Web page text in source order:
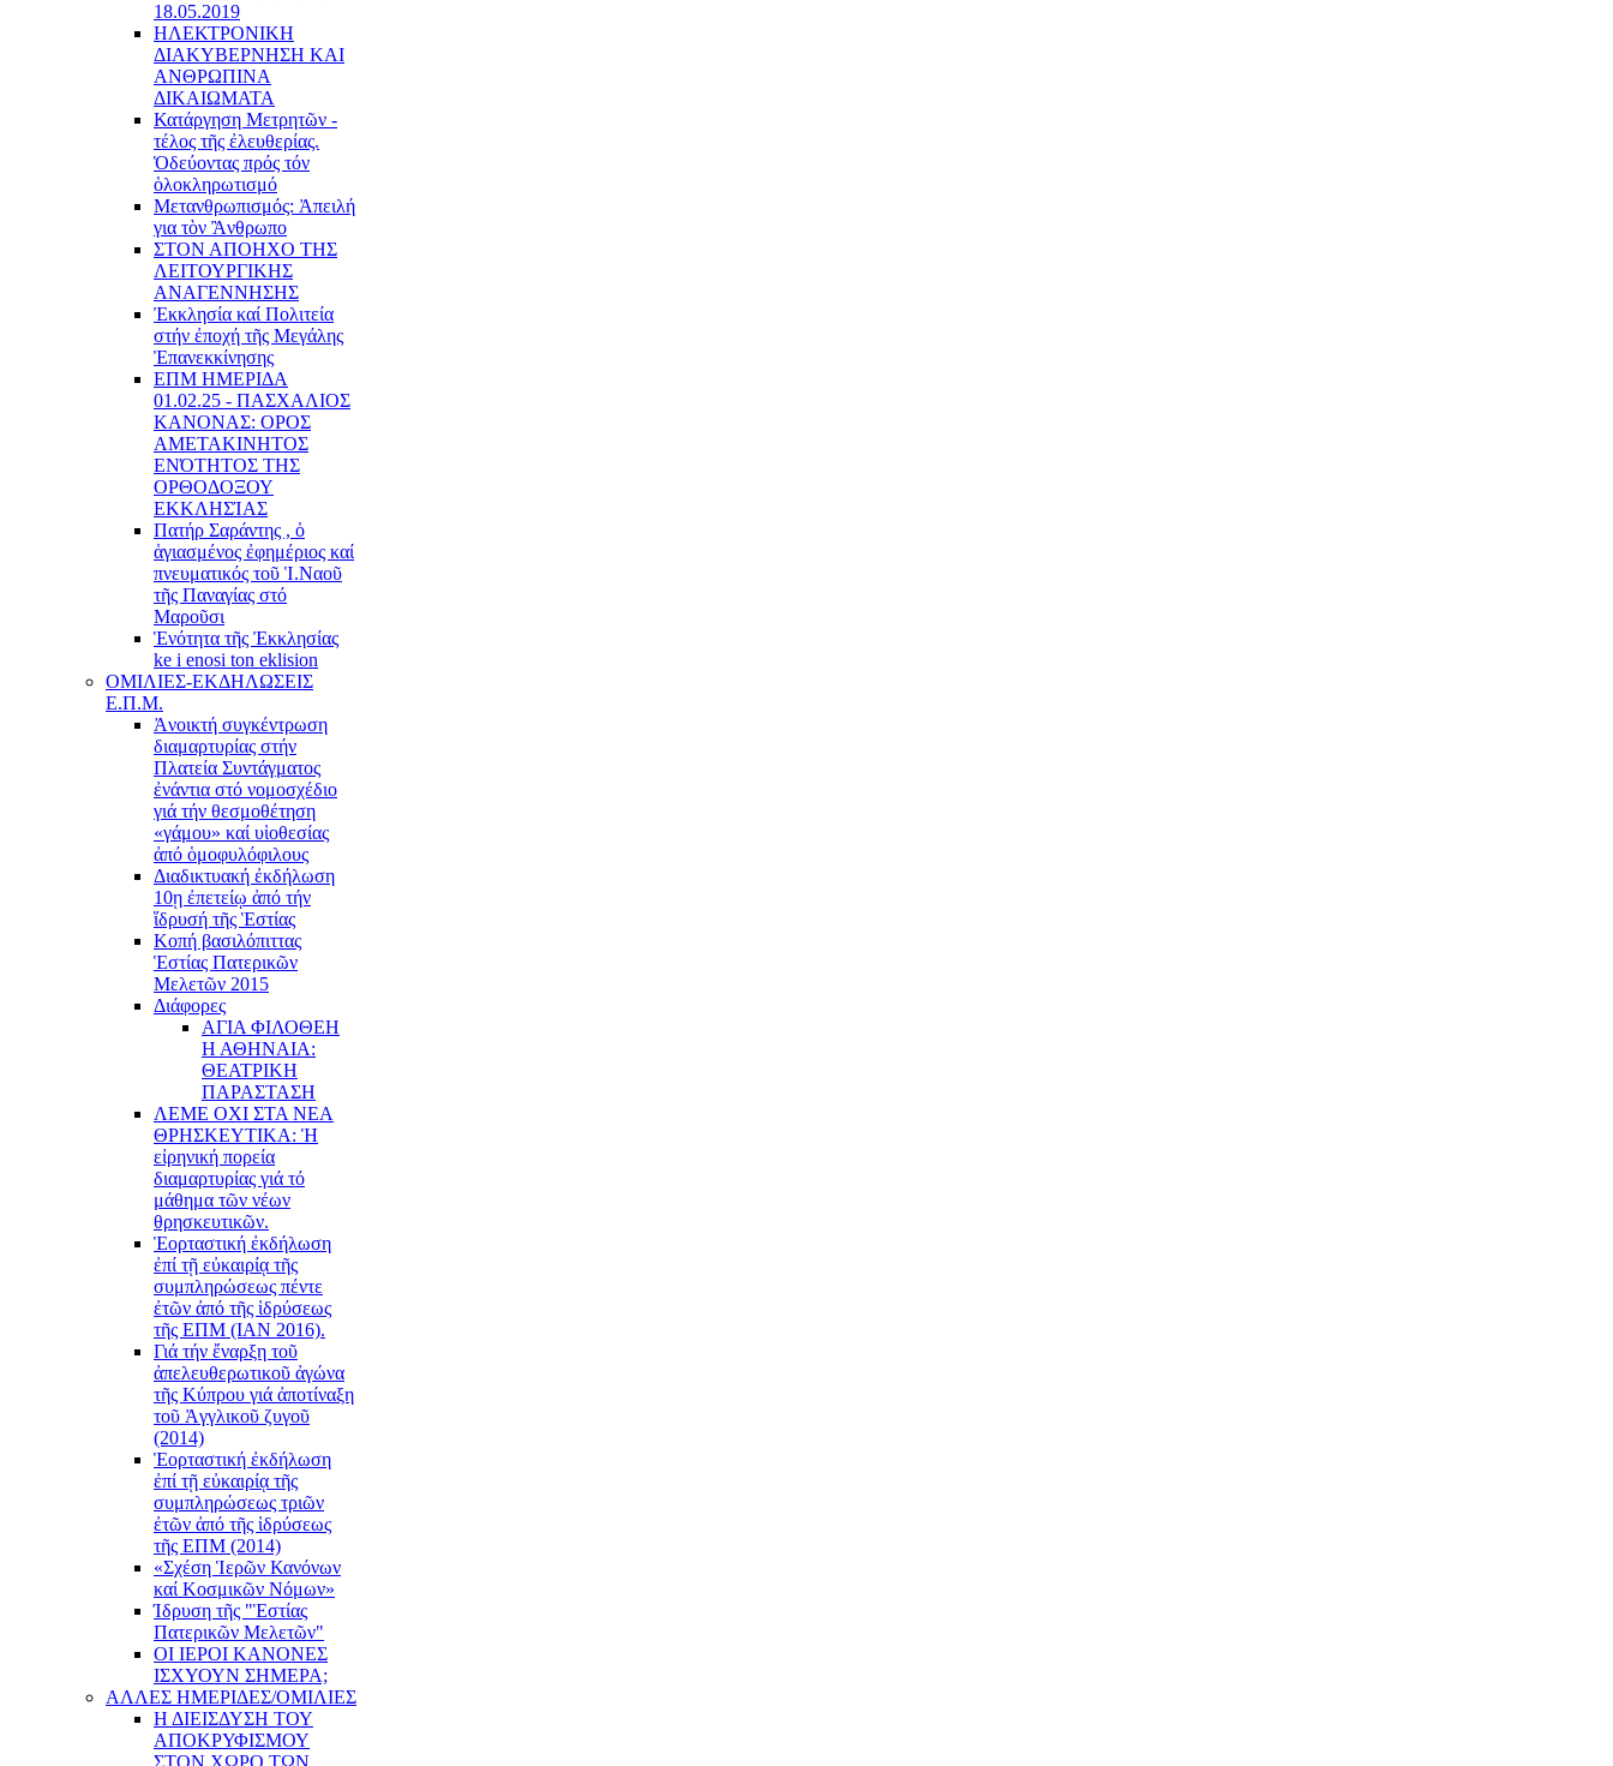
18.05.2019
ΗΛΕΚΤΡΟΝΙΚΗ
ΔΙΑΚΥΒΕΡΝΗΣΗ ΚΑΙ
ΑΝΘΡΩΠΙΝΑ
ΔΙΚΑΙΩΜΑΤΑ
Κατάργηση Μετρητῶν -
τέλος τῆς ἐλευθερίας.
Ὁδεύοντας πρός τόν
ὁλοκληρωτισμό
Μετανθρωπισμός: Ἀπειλή
για τὸν Ἂνθρωπο
ΣΤΟΝ ΑΠΟΗΧΟ ΤΗΣ
ΛΕΙΤΟΥΡΓΙΚΗΣ
ΑΝΑΓΕΝΝΗΣΗΣ
Ἐκκλησία καί Πολιτεία
στήν ἐποχή τῆς Μεγάλης
Ἐπανεκκίνησης
ΕΠΜ ΗΜΕΡΙΔΑ
01.02.25 - ΠΑΣΧΑΛΙΟΣ
ΚΑΝΟΝΑΣ: ΟΡΟΣ
ΑΜΕΤΑΚΙΝΗΤΟΣ
ΕΝΌΤΗΤΟΣ ΤΗΣ
ΟΡΘΟΔΟΞΟΥ
ΕΚΚΛΗΣΊΑΣ
Πατήρ Σαράντης , ὁ
ἁγιασμένος ἐφημέριος καί
πνευματικός τοῦ Ἱ.Ναοῦ
τῆς Παναγίας στό
Μαροῦσι
Ἑνότητα τῆς Ἐκκλησίας
ke i enosi ton eklision
ΟΜΙΛΙΕΣ-ΕΚΔΗΛΩΣΕΙΣ
Ε.Π.Μ.
Ἀνοικτή συγκέντρωση
διαμαρτυρίας στήν
Πλατεία Συντάγματος
ἐνάντια στό νομοσχέδιο
γιά τήν θεσμοθέτηση
«γάμου» καί υἱοθεσίας
ἀπό ὁμοφυλόφιλους
Διαδικτυακή ἐκδήλωση
10ῃ ἐπετείῳ ἀπό τήν
ἵδρυσή τῆς Ἑστίας
Κοπή βασιλόπιττας
Ἑστίας Πατερικῶν
Μελετῶν 2015
Διάφορες
ΑΓΙΑ ΦΙΛΟΘΕΗ
Η ΑΘΗΝΑΙΑ:
ΘΕΑΤΡΙΚΗ
ΠΑΡΑΣΤΑΣΗ
ΛΕΜΕ ΟΧΙ ΣΤΑ ΝΕΑ
ΘΡΗΣΚΕΥΤΙΚΑ: Ἡ
εἰρηνική πορεία
διαμαρτυρίας γιά τό
μάθημα τῶν νέων
θρησκευτικῶν.
Ἑορταστική ἐκδήλωση
ἐπί τῇ εὐκαιρίᾳ τῆς
συμπληρώσεως πέντε
ἐτῶν ἀπό τῆς ἱδρύσεως
τῆς ΕΠΜ (ΙΑΝ 2016).
Γιά τήν ἔναρξη τοῦ
ἀπελευθερωτικοῦ ἀγώνα
τῆς Κύπρου γιά ἀποτίναξη
τοῦ Ἀγγλικοῦ ζυγοῦ
(2014)
Ἑορταστική ἐκδήλωση
ἐπί τῇ εὐκαιρίᾳ τῆς
συμπληρώσεως τριῶν
ἐτῶν ἀπό τῆς ἱδρύσεως
τῆς ΕΠΜ (2014)
«Σχέση Ἱερῶν Κανόνων
καί Κοσμικῶν Νόμων»
Ίδρυση τῆς "Ἑστίας
Πατερικῶν Μελετῶν"
ΟΙ ΙΕΡΟΙ ΚΑΝΟΝΕΣ
ΙΣΧΥΟΥΝ ΣΗΜΕΡΑ;
ΑΛΛΕΣ ΗΜΕΡΙΔΕΣ/ΟΜΙΛΙΕΣ
Η ΔΙΕΙΣΔΥΣΗ ΤΟΥ
ΑΠΟΚΡΥΦΙΣΜΟΥ
ΣΤΟΝ ΧΩΡΟ ΤΩΝ